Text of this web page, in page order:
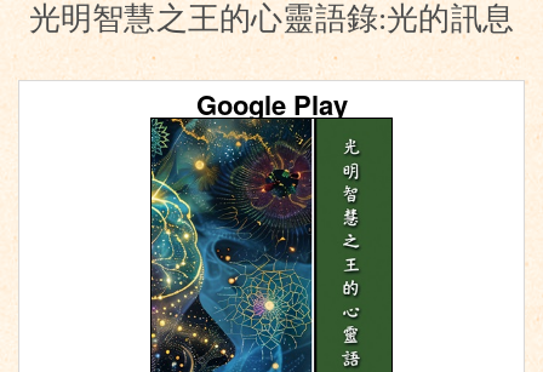
光明智慧之王的心靈語錄:光的訊息
Google Play